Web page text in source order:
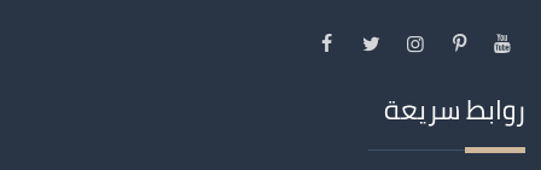
روابط سريعة